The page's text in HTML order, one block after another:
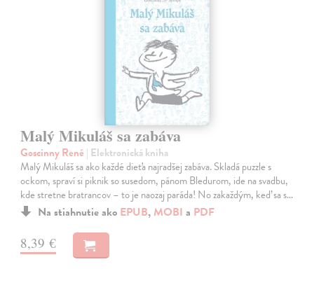
Malý Mikuláš sa zabáva
Goscinny René | Elektronická kniha
Malý Mikuláš sa ako každé dieťa najradšej zabáva. Skladá puzzle s
ockom, spraví si piknik so susedom, pánom Bledurom, ide na svadbu,
kde stretne bratrancov – to je naozaj paráda! No zakaždým, keď sa s…
Na stiahnutie ako EPUB, MOBI a PDF
8,39 €